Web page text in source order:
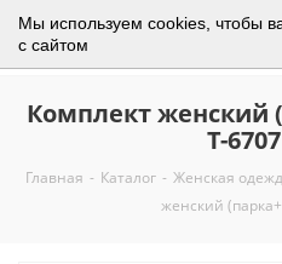
Мы используем cookies, чтобы
с сайтом
Комплект женский
Т-6707
Главная - Каталог - Женская
женский